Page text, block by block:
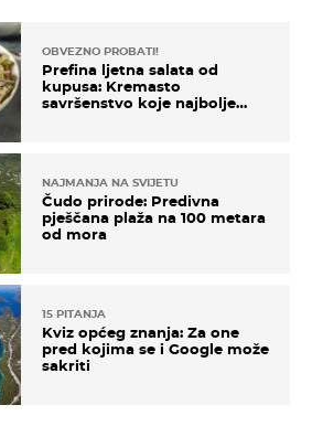
OBVEZNO PROBATI!
Prefina ljetna salata od
kupusa: Kremasto
savršenstvo koje najbolje
NAJMANJA NA SVIJETU
Čudo prirode: Predivna
pješčana plaža na 100 metara
od mora
15 PITANJA
Kviz općeg znanja: Za one
pred kojima se i Google može
sakriti